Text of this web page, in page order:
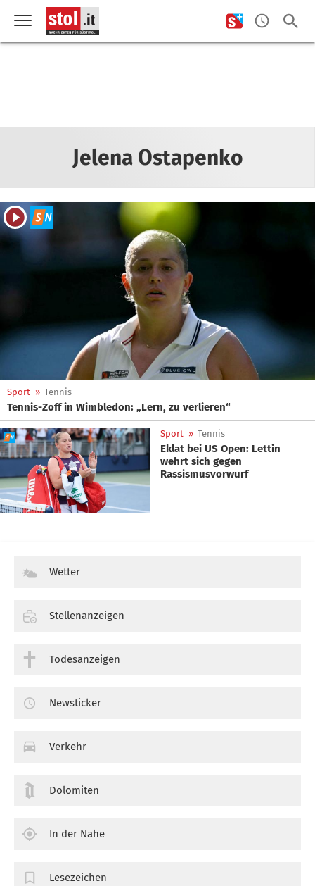
Jelena Ostapenko
Sport » Tennis
Tennis-Zoff in Wimbledon: „Lern, zu verlieren“
Sport » Tennis
Eklat bei US Open: Lettin
wehrt sich gegen
Rassismusvorwurf
Wetter
Stellenanzeigen
Todesanzeigen
Newsticker
Verkehr
Dolomiten
In der Nähe
Lesezeichen